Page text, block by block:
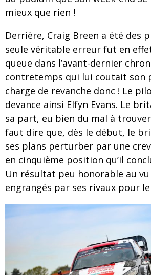
mieux que rien !
Derrière, Craig Breen a été des
seule véritable erreur fut en
queue dans l’avant-dernier
contretemps qui lui coutait son
charge de revanche donc ! Le
devance ainsi Elfyn Evans. Le
sa part, eu bien du mal à
faut dire que, dès le début, le
ses plans perturber par une
en cinquième position qu’il
Un résultat peu honorable au
engrangés par ses rivaux pour